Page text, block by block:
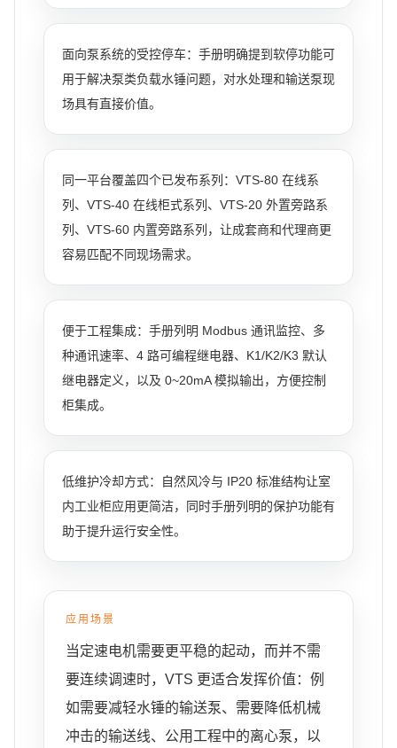
面向泵系统的受控停车：手册明确提到软停功能可
用于解决泵类负载水锤问题，对水处理和输送泵现
场具有直接价值。
同一平台覆盖四个已发布系列：VTS-80 在线系
列、VTS-40 在线柜式系列、VTS-20 外置旁路系
列、VTS-60 内置旁路系列，让成套商和代理商更
容易匹配不同现场需求。
便于工程集成：手册列明 Modbus 通讯监控、多
种通讯速率、4 路可编程继电器、K1/K2/K3 默认
继电器定义，以及 0~20mA 模拟输出，方便控制
柜集成。
低维护冷却方式：自然风冷与 IP20 标准结构让室
内工业柜应用更简洁，同时手册列明的保护功能有
助于提升运行安全性。
应用场景
当定速电机需要更平稳的起动，而并不需
要连续调速时，VTS 更适合发挥价值：例
如需要减轻水锤的输送泵、需要降低机械
冲击的输送线、公用工程中的离心泵，以